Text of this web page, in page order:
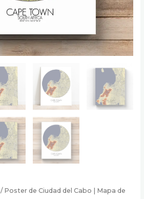
/ Poster de Ciudad del Cabo | Mapa de